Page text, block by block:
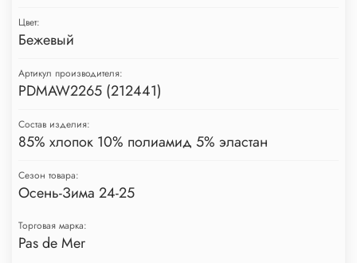
Цвет:
Бежевый
Артикул производителя:
PDMAW2265 (212441)
Состав изделия:
85% хлопок 10% полиамид 5% эластан
Сезон товара:
Осень-Зима 24-25
Торговая марка:
Pas de Mer